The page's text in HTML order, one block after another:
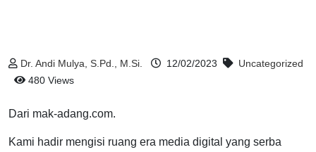
Dr. Andi Mulya, S.Pd., M.Si. 12/02/2023
Uncategorized
480 Views
Dari mak-adang.com.
Kami hadir mengisi ruang era media digital yang serba